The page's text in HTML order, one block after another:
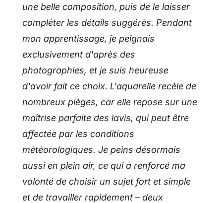
une belle composition, puis de le laisser
compléter les détails suggérés. Pendant
mon apprentissage, je peignais
exclusivement d'après des
photographies, et je suis heureuse
d'avoir fait ce choix. L'aquarelle recèle de
nombreux pièges, car elle repose sur une
maîtrise parfaite des lavis, qui peut être
affectée par les conditions
météorologiques. Je peins désormais
aussi en plein air, ce qui a renforcé ma
volonté de choisir un sujet fort et simple
et de travailler rapidement – deux